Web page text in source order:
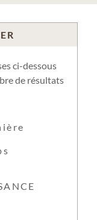
ci-dessous
de résultats